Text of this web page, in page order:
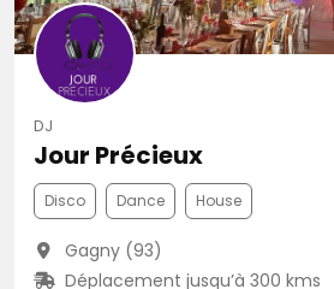
DJ
Jour Précieux
Disco Dance House
Gagny (93)
Déplacement jusqu’à 300 kms